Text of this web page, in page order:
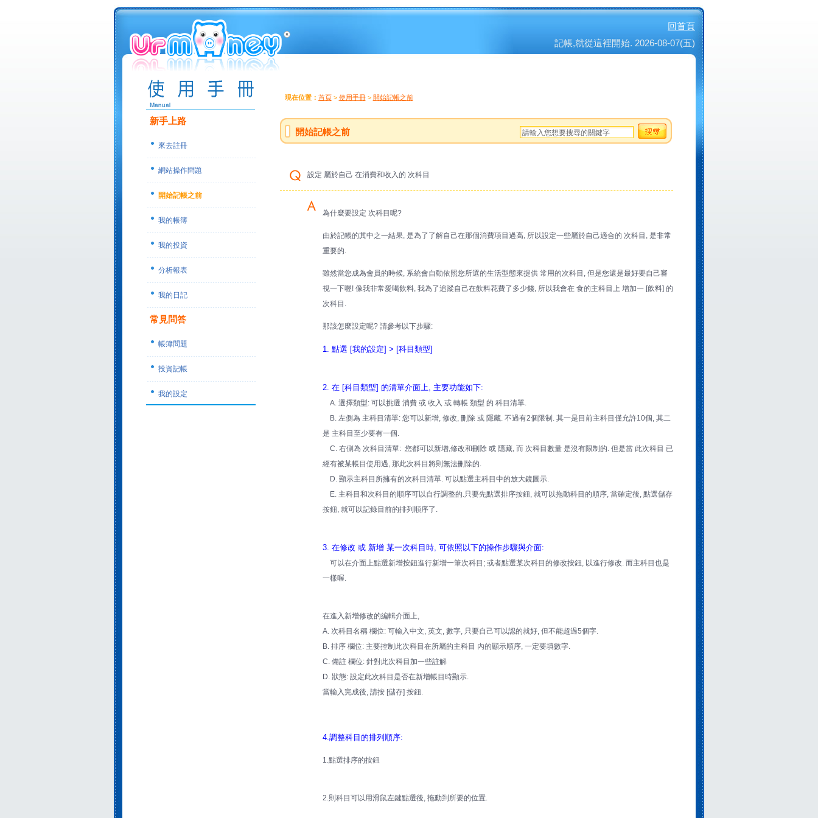
回首頁
記帳,就從這裡開始. 2026-08-07(五)
新手上路
來去註冊
網站操作問題
開始記帳之前
我的帳簿
我的投資
分析報表
我的日記
常見問答
帳簿問題
投資記帳
我的設定
現在位置： 首頁> 使用手冊> 開始記帳之前
開始記帳之前
設定 屬於自己 在消費和收入的 次科目
為什麼要設定 次科目呢?
由於記帳的其中之一結果, 是為了了解自己在那個消費項目過高, 所以設定一些屬於自己適合的 次科目, 是非常
重要的.
雖然當您成為會員的時候, 系統會自動依照您所選的生活型態來提供 常用的次科目, 但是您還是最好要自己審
視一下喔! 像我非常愛喝飲料, 我為了追蹤自己在飲料花費了多少錢, 所以我會在 食的主科目上 增加一 [飲料] 的
次科目.
那該怎麼設定呢? 請參考以下步驟:
1. 點選 [我的設定] > [科目類型]
2. 在 [科目類型] 的清單介面上, 主要功能如下:
A. 選擇類型: 可以挑選 消費 或 收入 或 轉帳 類型 的 科目清單.
B. 左側為 主科目清單: 您可以新增, 修改, 刪除 或 隱藏. 不過有2個限制. 其一是目前主科目僅允許10個, 其二
是 主科目至少要有一個.
C. 右側為 次科目清單: 您都可以新增,修改和刪除 或 隱藏, 而 次科目數量 是沒有限制的. 但是當 此次科目 已
經有被某帳目使用過, 那此次科目將則無法刪除的.
D. 顯示主科目所擁有的次科目清單. 可以點選主科目中的放大鏡圖示.
E. 主科目和次科目的順序可以自行調整的.只要先點選排序按鈕, 就可以拖動科目的順序, 當確定後, 點選儲存
按鈕, 就可以記錄目前的排列順序了.
3. 在修改 或 新增 某一次科目時, 可依照以下的操作步驟與介面:
可以在介面上點選新增按鈕進行新增一筆次科目; 或者點選某次科目的修改按鈕, 以進行修改. 而主科目也是
一樣喔.
在進入新增修改的編輯介面上,
A. 次科目名稱 欄位: 可輸入中文, 英文, 數字, 只要自己可以認的就好, 但不能超過5個字.
B. 排序 欄位: 主要控制此次科目在所屬的主科目 內的顯示順序, 一定要填數字.
C. 備註 欄位: 針對此次科目加一些註解
D. 狀態: 設定此次科目是否在新增帳目時顯示.
當輸入完成後, 請按 [儲存] 按鈕.
4.調整科目的排列順序:
1.點選排序的按鈕
2.則科目可以用滑鼠左鍵點選後, 拖動到所要的位置.